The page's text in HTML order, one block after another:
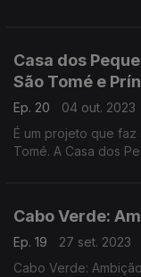
Casa dos
São Tomé e
Ep. 20
04 out. 2023
É um projeto que faz
Tomé. A Casa dos
Cabo Verde:
Ep. 19
27 set. 2023
Cabo Verde: